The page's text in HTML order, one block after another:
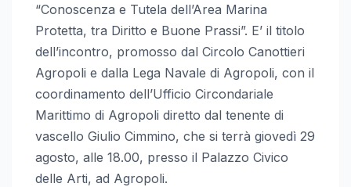
“Conoscenza e Tutela dell’Area Marina
Protetta, tra Diritto e Buone Prassi”. E’ il titolo
dell’incontro, promosso dal Circolo Canottieri
Agropoli e dalla Lega Navale di Agropoli, con il
coordinamento dell’Ufficio Circondariale
Marittimo di Agropoli diretto dal tenente di
vascello Giulio Cimmino, che si terrà giovedì 29
agosto, alle 18.00, presso il Palazzo Civico
delle Arti, ad Agropoli.